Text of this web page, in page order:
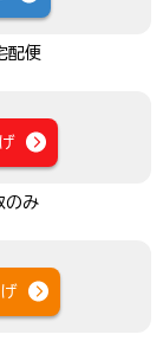
配便
のみ